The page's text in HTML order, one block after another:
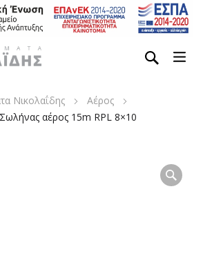
Νικολαΐδης
Αέρος
Σωλήνας αέρος 15m RPL 8×10